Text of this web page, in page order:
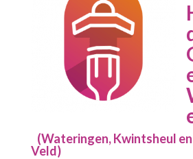
(Wateringen, Kwintsheul
Veld)